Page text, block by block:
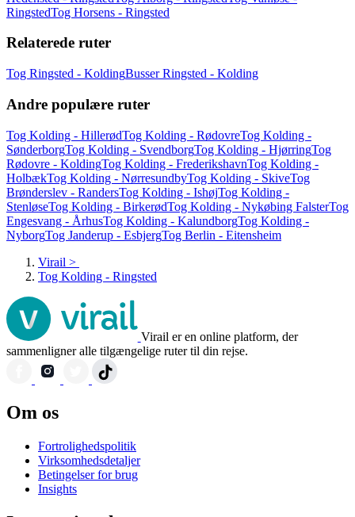
RingstedTog Horsens - Ringsted
Relaterede ruter
Tog Ringsted - KoldingBusser Ringsted - Kolding
Andre populære ruter
Tog Kolding - HillerødTog Kolding - RødovreTog Kolding -
SønderborgTog Kolding - SvendborgTog Kolding - HjørringTog
Rødovre - KoldingTog Kolding - FrederikshavnTog Kolding -
HolbækTog Kolding - NørresundbyTog Kolding - SkiveTog
Brønderslev - RandersTog Kolding - IshøjTog Kolding -
StenløseTog Kolding - BirkerødTog Kolding - Nykøbing FalsterTog
Engesvang - ÅrhusTog Kolding - KalundborgTog Kolding -
NyborgTog Janderup - EsbjergTog Berlin - Eitensheim
Virail >
Tog Kolding - Ringsted
Virail er en online platform, der
sammenligner alle tilgængelige ruter til din rejse.
Om os
Fortrolighedspolitik
Virksomhedsdetaljer
Betingelser for brug
Insights